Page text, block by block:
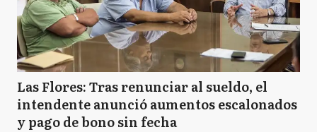
Las Flores: Tras renunciar al sueldo, el
intendente anunció aumentos escalonados
y pago de bono sin fecha